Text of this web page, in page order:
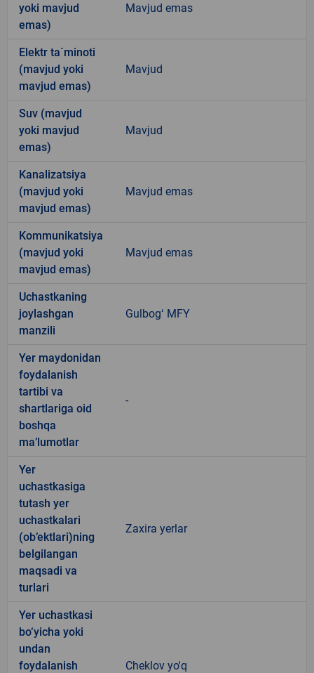
yoki mavjud
emas)
Mavjud emas
Elektr ta`minoti
(mavjud yoki
mavjud emas)
Mavjud
Suv (mavjud
yoki mavjud
emas)
Mavjud
Kanalizatsiya
(mavjud yoki
mavjud emas)
Mavjud emas
Kommunikatsiya
(mavjud yoki
mavjud emas)
Mavjud emas
Uchastkaning
joylashgan
manzili
Gulbogʻ MFY
Yer maydonidan
foydalanish
tartibi va
shartlariga oid
boshqa
ma’lumotlar
-
Yer
uchastkasiga
tutash yer
uchastkalari
(ob’ektlari)ning
belgilangan
maqsadi va
turlari
Zaxira yerlar
Yer uchastkasi
bo‘yicha yoki
undan
foydalanish
Cheklov yo'q